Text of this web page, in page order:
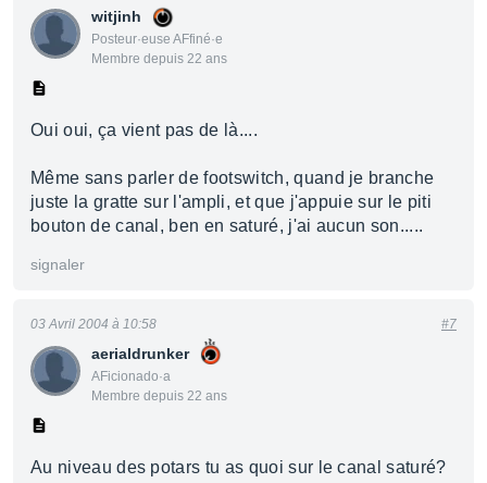
witjinh
Posteur·euse AFfiné·e
Membre depuis 22 ans
Oui oui, ça vient pas de là....
Même sans parler de footswitch, quand je branche
juste la gratte sur l'ampli, et que j'appuie sur le piti
bouton de canal, ben en saturé, j'ai aucun son.....
signaler
aerialdrunker
AFicionado·a
Membre depuis 22 ans
03 Avril 2004 à 10:58 #7
Au niveau des potars tu as quoi sur le canal saturé?